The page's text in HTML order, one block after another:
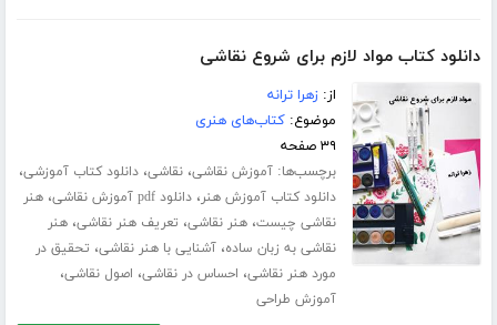
دانلود کتاب مواد لازم برای شروع نقاشی
از:زهرا ترانه
موضوع:کتاب‌های هنری
۳۹ صفحه
برچسب‌ها:آموزش نقاشی،نقاشی،دانلود کتاب آموزشی،
دانلود کتاب آموزش هنر،دانلود ‌pdf آموزش نقاشی ،هنر
نقاشی چیست،هنر نقاشی، تعریف هنر نقاشی،هنر
نقاشی به زبان ساده،آشنایی با هنر نقاشی، تحقیق در
مورد هنر نقاشی، احساس در نقاشی، اصول نقاشی،
آموزش طراحی